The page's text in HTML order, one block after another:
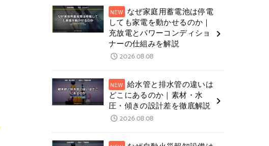
なぜ家庭用蓄電池は停電
しても家電を動かせるのか｜
充放電とパワーコンディショ
ナーの仕組みを解説
2026.08.08
給水管と排水管の違いは
どこにあるのか｜素材・水
圧・傾きの設計差を徹底解説
2026.08.08